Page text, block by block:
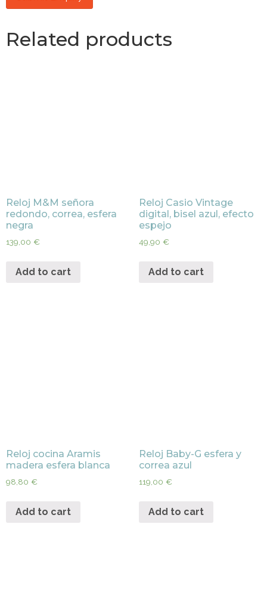
Related products
Reloj M&M señora
redondo, correa, esfera
negra
139,00 €
Add to cart
Reloj Casio Vintage
digital, bisel azul, efecto
espejo
49,90 €
Add to cart
Reloj cocina Aramis
madera esfera blanca
98,80 €
Add to cart
Reloj Baby-G esfera y
correa azul
119,00 €
Add to cart